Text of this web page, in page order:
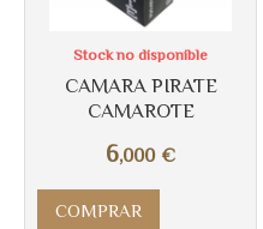
CAMARA PIRATE
CAMAROTE
6,000 €
Stock no disponible
COMPRAR